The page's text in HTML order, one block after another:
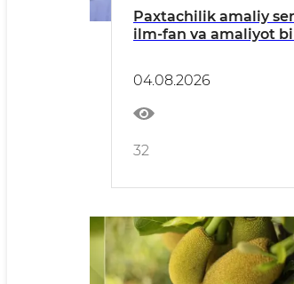
Paxtachilik amaliy
ilm-fan va amaliyot
04.08.2026
32